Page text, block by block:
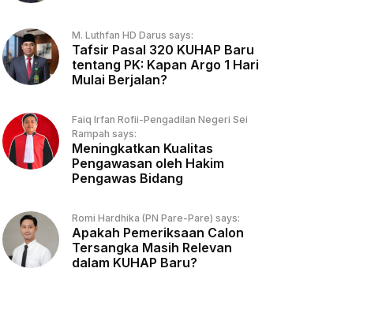
M. Luthfan HD Darus says:
Tafsir Pasal 320 KUHAP Baru
tentang PK: Kapan Argo 1 Hari
Mulai Berjalan?
Faiq Irfan Rofii-Pengadilan Negeri Sei
Rampah says:
Meningkatkan Kualitas
Pengawasan oleh Hakim
Pengawas Bidang
Romi Hardhika (PN Pare-Pare) says:
Apakah Pemeriksaan Calon
Tersangka Masih Relevan
dalam KUHAP Baru?